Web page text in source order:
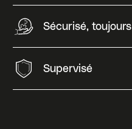
Sécurisé, toujours
Supervisé